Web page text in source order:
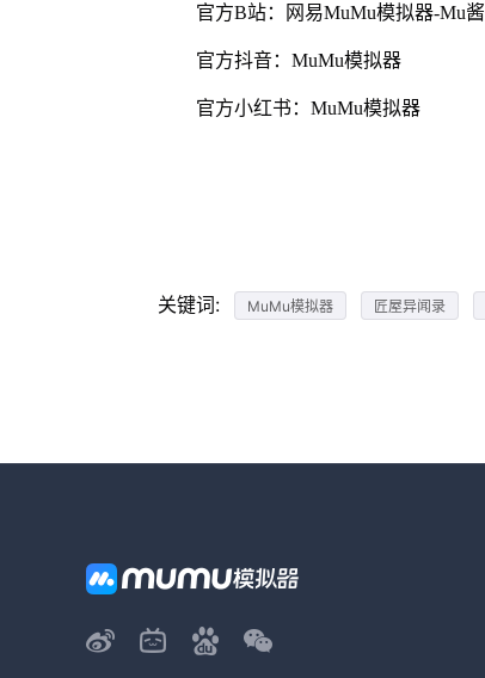
官方B站：网易MuMu模拟器-Mu酱
官方抖音：MuMu模拟器
官方小红书：MuMu模拟器
关键词: MuMu模拟器 匠屋异闻录